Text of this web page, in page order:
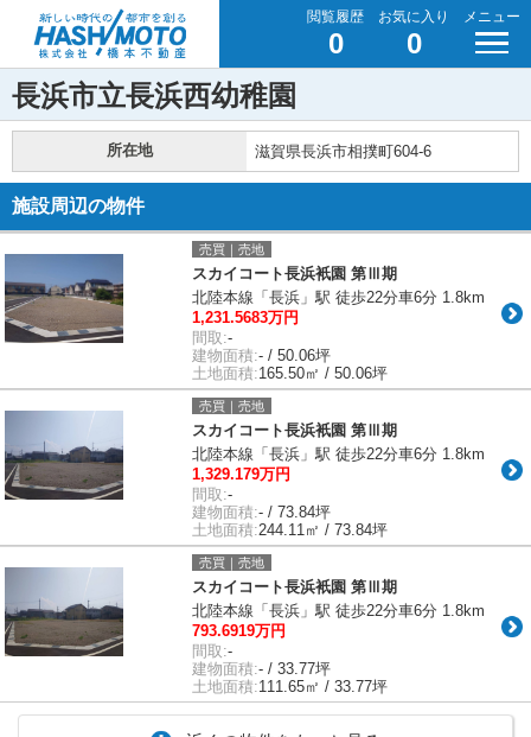
閲覧履歴
0
お気に入り
0
メニュー
長浜市立長浜西幼稚園
所在地 滋賀県長浜市相撲町604-6
施設周辺の物件
売買｜売地
スカイコート長浜衹園 第Ⅲ期
北陸本線「長浜」駅 徒歩22分車6分 1.8km
1,231.5683万円
間取:-
建物面積:- / 50.06坪
土地面積:165.50㎡ / 50.06坪
売買｜売地
スカイコート長浜衹園 第Ⅲ期
北陸本線「長浜」駅 徒歩22分車6分 1.8km
1,329.179万円
間取:-
建物面積:- / 73.84坪
土地面積:244.11㎡ / 73.84坪
売買｜売地
スカイコート長浜衹園 第Ⅲ期
北陸本線「長浜」駅 徒歩22分車6分 1.8km
793.6919万円
間取:-
建物面積:- / 33.77坪
土地面積:111.65㎡ / 33.77坪